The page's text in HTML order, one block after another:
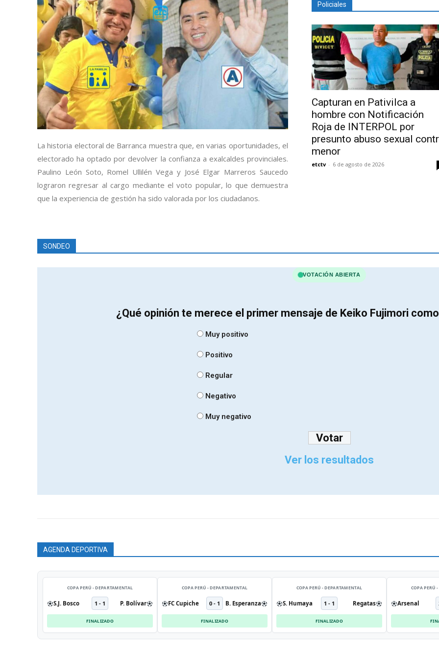
La historia electoral de Barranca muestra que, en varias oportunidades, el
electorado ha optado por devolver la confianza a exalcaldes provinciales.
Paulino León Soto, Romel Ullilén Vega y José Elgar Marreros Saucedo
lograron regresar al cargo mediante el voto popular, lo que demuestra
que la experiencia de gestión ha sido valorada por los ciudadanos.
Policiales
Capturan en Pativilca a
hombre con Notificación
Roja de INTERPOL por
presunto abuso sexual
menor
etctv - 6 de agosto de 2026
SONDEO
VOTACIÓN ABIERTA
¿Qué opinión te merece el primer mensaje de Keiko Fujimori
Muy positivo
Positivo
Regular
Negativo
Muy negativo
Ver los resultados
AGENDA DEPORTIVA
COPA PERÚ - DEPARTAMENTAL
S.J. Bosco 1 - 1 P. Bolívar
FINALIZADO
COPA PERÚ - DEPARTAMENTAL
FC Cupiche 0 - 1 B. Esperanza
FINALIZADO
COPA PERÚ - DEPARTAMENTAL
S. Humaya 1 - 1 Regatas
FINALIZADO
COPA PERÚ
Arsenal